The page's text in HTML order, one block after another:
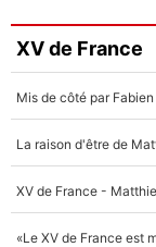
XV de France